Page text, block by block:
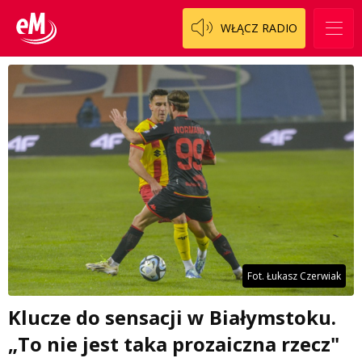
WŁĄCZ RADIO
Fot. Łukasz Czerwiak
Klucze do sensacji w Białymstoku.
„To nie jest taka prozaiczna rzecz"